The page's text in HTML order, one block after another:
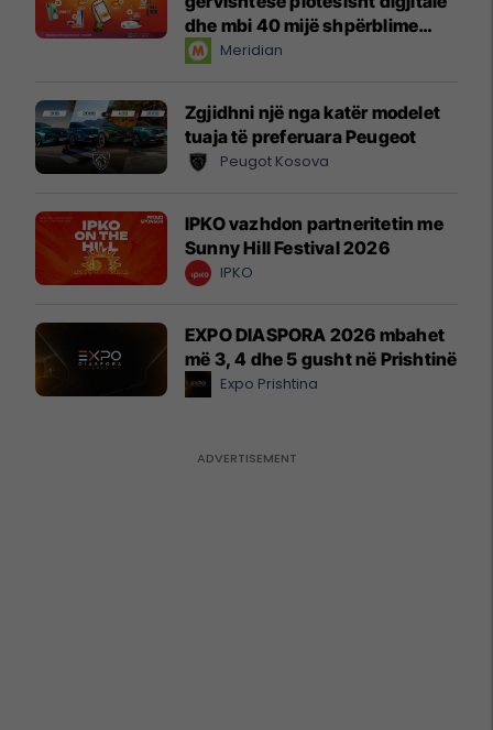
dhe mbi 40 mijë shpërblime
instant!Meridian
Zgjidhni një nga katër modelet
tuaja të preferuara Peugeot
Peugot Kosova
IPKO vazhdon partneritetin me
Sunny Hill Festival 2026
IPKO
EXPO DIASPORA 2026 mbahet
më 3, 4 dhe 5 gusht në Prishtinë
Expo Prishtina